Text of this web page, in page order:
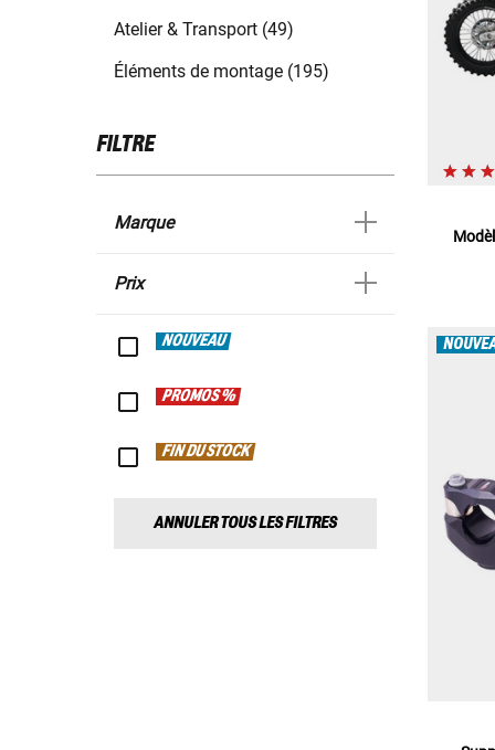
Atelier & Transport (49)
Éléments de montage (195)
FILTRE
Marque
Prix
NOUVEAU
PROMOS %
FIN DU STOCK
ANNULER TOUS LES FILTRES